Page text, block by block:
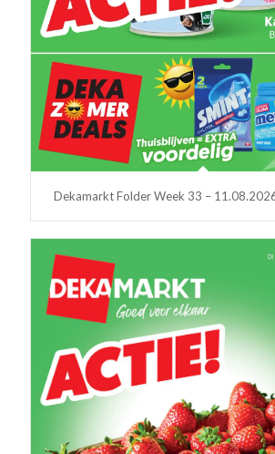
Dekamarkt Folder Week 33 –